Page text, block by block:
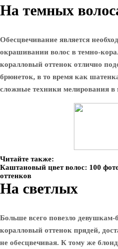
На темных
Обесцвечивание является
окрашивании волос в темно-
коралловый оттенок отлично
брюнеток, в то время как
сложные техники мелирования
Читайте также:
Каштановый цвет волос: 100
оттенков
На светлых
Больше всего повезло
коралловый оттенок прядей,
не обесцвечивая. К тому же